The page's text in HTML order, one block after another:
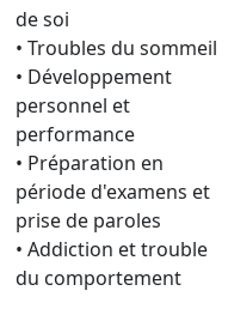
de soi
• Troubles du sommeil
• Développement
personnel et
performance
• Préparation en
période d'examens et
prise de paroles
• Addiction et trouble
du comportement